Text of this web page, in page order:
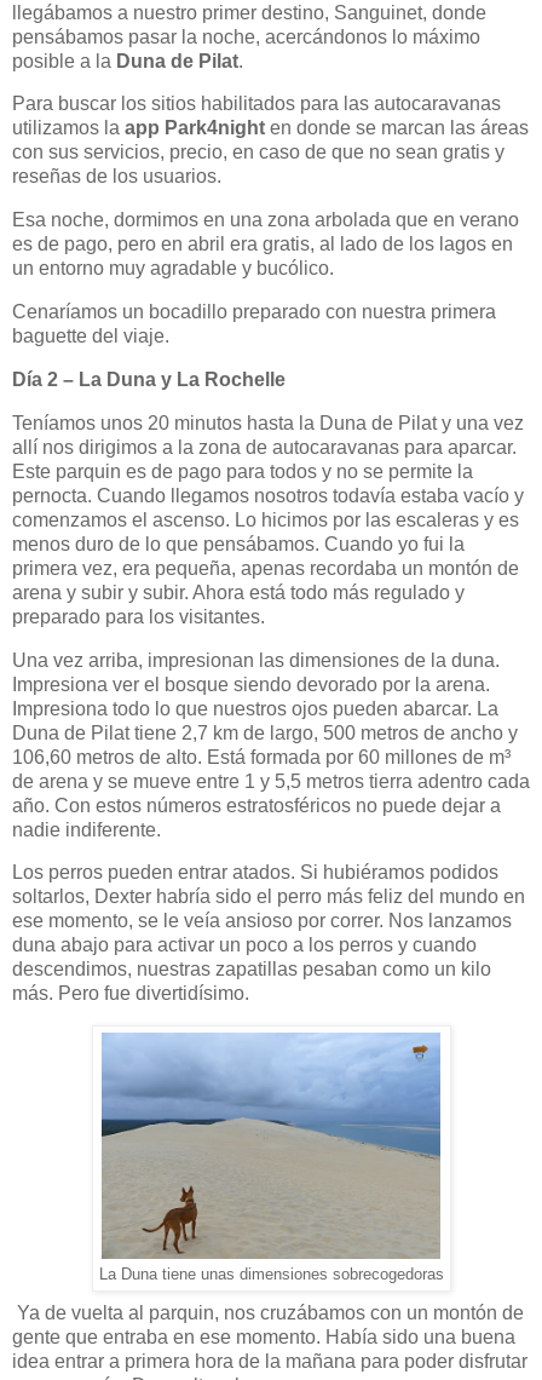
llegábamos a nuestro primer destino, Sanguinet, donde
pensábamos pasar la noche, acercándonos lo máximo
posible a la Duna de Pilat.
Para buscar los sitios habilitados para las autocaravanas
utilizamos la app Park4night en donde se marcan las áreas
con sus servicios, precio, en caso de que no sean gratis y
reseñas de los usuarios.
Esa noche, dormimos en una zona arbolada que en verano
es de pago, pero en abril era gratis, al lado de los lagos en
un entorno muy agradable y bucólico.
Cenaríamos un bocadillo preparado con nuestra primera
baguette del viaje.
Día 2 – La Duna y La Rochelle
Teníamos unos 20 minutos hasta la Duna de Pilat y una vez
allí nos dirigimos a la zona de autocaravanas para aparcar.
Este parquin es de pago para todos y no se permite la
pernocta. Cuando llegamos nosotros todavía estaba vacío y
comenzamos el ascenso. Lo hicimos por las escaleras y es
menos duro de lo que pensábamos. Cuando yo fui la
primera vez, era pequeña, apenas recordaba un montón de
arena y subir y subir. Ahora está todo más regulado y
preparado para los visitantes.
Una vez arriba, impresionan las dimensiones de la duna.
Impresiona ver el bosque siendo devorado por la arena.
Impresiona todo lo que nuestros ojos pueden abarcar. La
Duna de Pilat tiene 2,7 km de largo, 500 metros de ancho y
106,60 metros de alto. Está formada por 60 millones de m³
de arena y se mueve entre 1 y 5,5 metros tierra adentro cada
año. Con estos números estratosféricos no puede dejar a
nadie indiferente.
Los perros pueden entrar atados. Si hubiéramos podidos
soltarlos, Dexter habría sido el perro más feliz del mundo en
ese momento, se le veía ansioso por correr. Nos lanzamos
duna abajo para activar un poco a los perros y cuando
descendimos, nuestras zapatillas pesaban como un kilo
más. Pero fue divertidísimo.
La Duna tiene unas dimensiones sobrecogedoras
Ya de vuelta al parquin, nos cruzábamos con un montón de
gente que entraba en ese momento. Había sido una buena
idea entrar a primera hora de la mañana para poder disfrutar